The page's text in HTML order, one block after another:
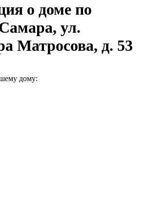
о доме по
ул.
Матросова, д. 53
дому: